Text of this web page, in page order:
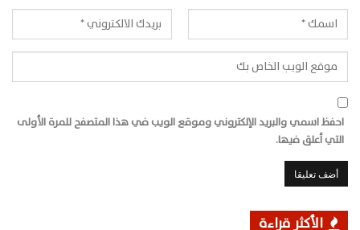
احفظ اسمي والبريد الإلكتروني وموقع الويب في هذا المتصفح للمرة الأولى
التي أعلق فيها.
الأكثر قراءة